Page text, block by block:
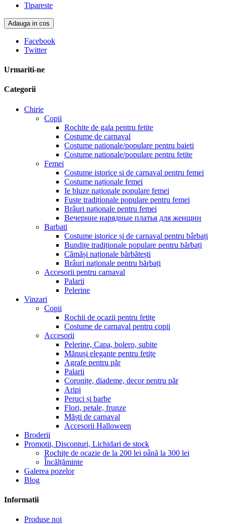
Tipareste
Adauga in cos
Facebook
Twitter
Urmariti-ne
Categorii
Chirie
Copii
Rochite de gala pentru fetite
Costume de carnaval
Costume nationale/populare pentru baieti
Costume nationale/populare pentru fetite
Femei
Costume istorice si de carnaval pentru femei
Costume naționale femei
Ie bluze naționale populare femei
Fuste tradiționale populare pentru femei
Brâuri naționale pentru femei
Вечерние нарядные платья для женщин
Barbati
Costume istorice și de carnaval pentru bârbați
Bundițe tradiționale populare pentru bărbați
Cămăși naționale bărbătești
Brâuri naționale pentru bărbați
Accesorii pentru carnaval
Palarii
Pelerine
Vinzari
Copii
Rochii de ocazii pentru fetițe
Costume de carnaval pentru copii
Accesorii
Pelerine, Capa, bolero, subite
Mănuși elegante pentru fetițe
Agrafe pentru păr
Palarii
Coronițe, diademe, decor pentru păr
Aripi
Peruci și barbe
Flori, petale, frunze
Măști de carnaval
Accesorii Halloween
Broderii
Promotii, Disconturi, Lichidari de stock
Rochițe de ocazie de la 200 lei până la 300 lei
Încălțăminte
Galerea pozelor
Blog
Informatii
Produse noi